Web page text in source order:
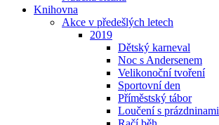
Knihovna
Akce v předešlých letech
2019
Dětský karneval
Noc s Andersenem
Velikonoční tvoření
Sportovní den
Příměstský tábor
Loučení s prázdninami